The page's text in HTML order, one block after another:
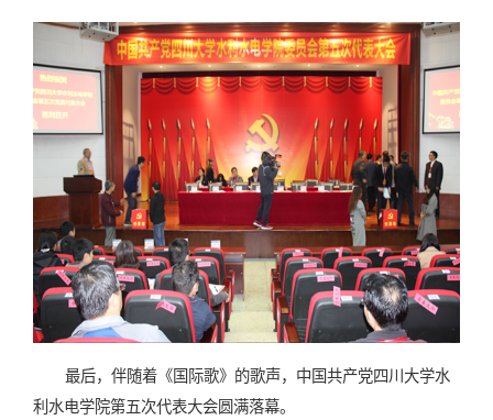
最后，伴随着《国际歌》的歌声，中国共产党四川大学水
利水电学院第五次代表大会圆满落幕。